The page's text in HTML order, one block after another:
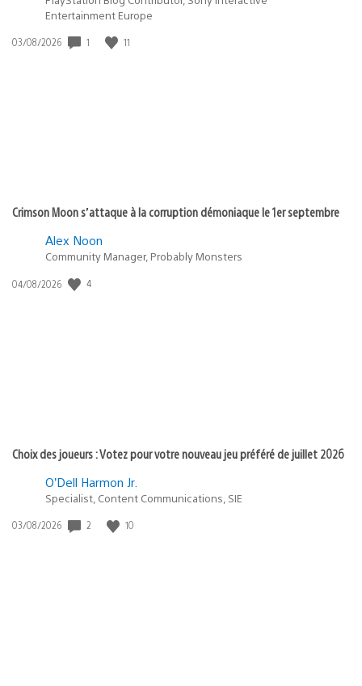
Entertainment Europe
Date
03/08/2026 1 11
Crimson Moon s’attaque à la corruption démoniaque le 1er septembre
Alex Noon
Community Manager, Probably Monsters
Date
04/08/2026 4
Choix des joueurs : Votez pour votre nouveau jeu préféré de juillet 2026
O’Dell Harmon Jr.
Specialist, Content Communications, SIE
Date
03/08/2026 2 10